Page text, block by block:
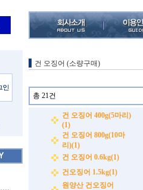
건 오징어 (소량구매)
총 21건
건 오징어 400g(5마리)
(1)
건 오징어 800g(10마
리)(1)
건 오징어 0.6kg(1)
건오징어 1.5kg(1)
원양산 건오징어